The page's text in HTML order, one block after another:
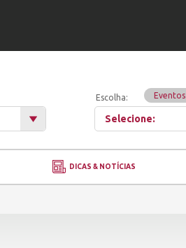
Escolha: Eventos
Selecione:
DICAS & NOTÍCIAS